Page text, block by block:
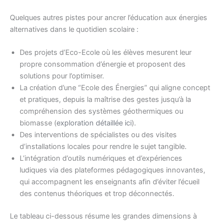
Quelques autres pistes pour ancrer l’éducation aux énergies
alternatives dans le quotidien scolaire :
Des projets d’Eco-Ecole où les élèves mesurent leur
propre consommation d’énergie et proposent des
solutions pour l’optimiser.
La création d’une “Ecole des Énergies” qui aligne concept
et pratiques, depuis la maîtrise des gestes jusqu’à la
compréhension des systèmes géothermiques ou
biomasse (exploration détaillée ici).
Des interventions de spécialistes ou des visites
d’installations locales pour rendre le sujet tangible.
L’intégration d’outils numériques et d’expériences
ludiques via des plateformes pédagogiques innovantes,
qui accompagnent les enseignants afin d’éviter l’écueil
des contenus théoriques et trop déconnectés.
Le tableau ci-dessous résume les grandes dimensions à